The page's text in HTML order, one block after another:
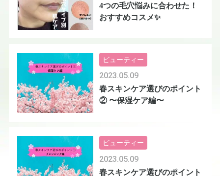
4つの毛穴悩みに合わせた！
おすすめコスメ✨
春スキンケア選びのポイント
② 〜保湿ケア編〜
2023.05.09
ビューティー
春スキンケア選びのポイント
2023.05.09
ビューティー